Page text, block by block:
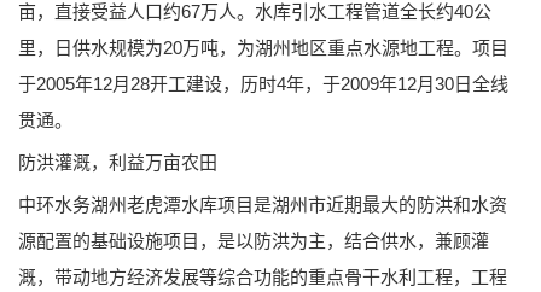
亩，直接受益人口约67万人。水库引水工程管道全长约40公
里，日供水规模为20万吨，为湖州地区重点水源地工程。项目
于2005年12月28开工建设，历时4年，于2009年12月30日全线
贯通。
防洪灌溉，利益万亩农田
中环水务湖州老虎潭水库项目是湖州市近期最大的防洪和水资
源配置的基础设施项目，是以防洪为主，结合供水，兼顾灌
溉，带动地方经济发展等综合功能的重点骨干水利工程，工程